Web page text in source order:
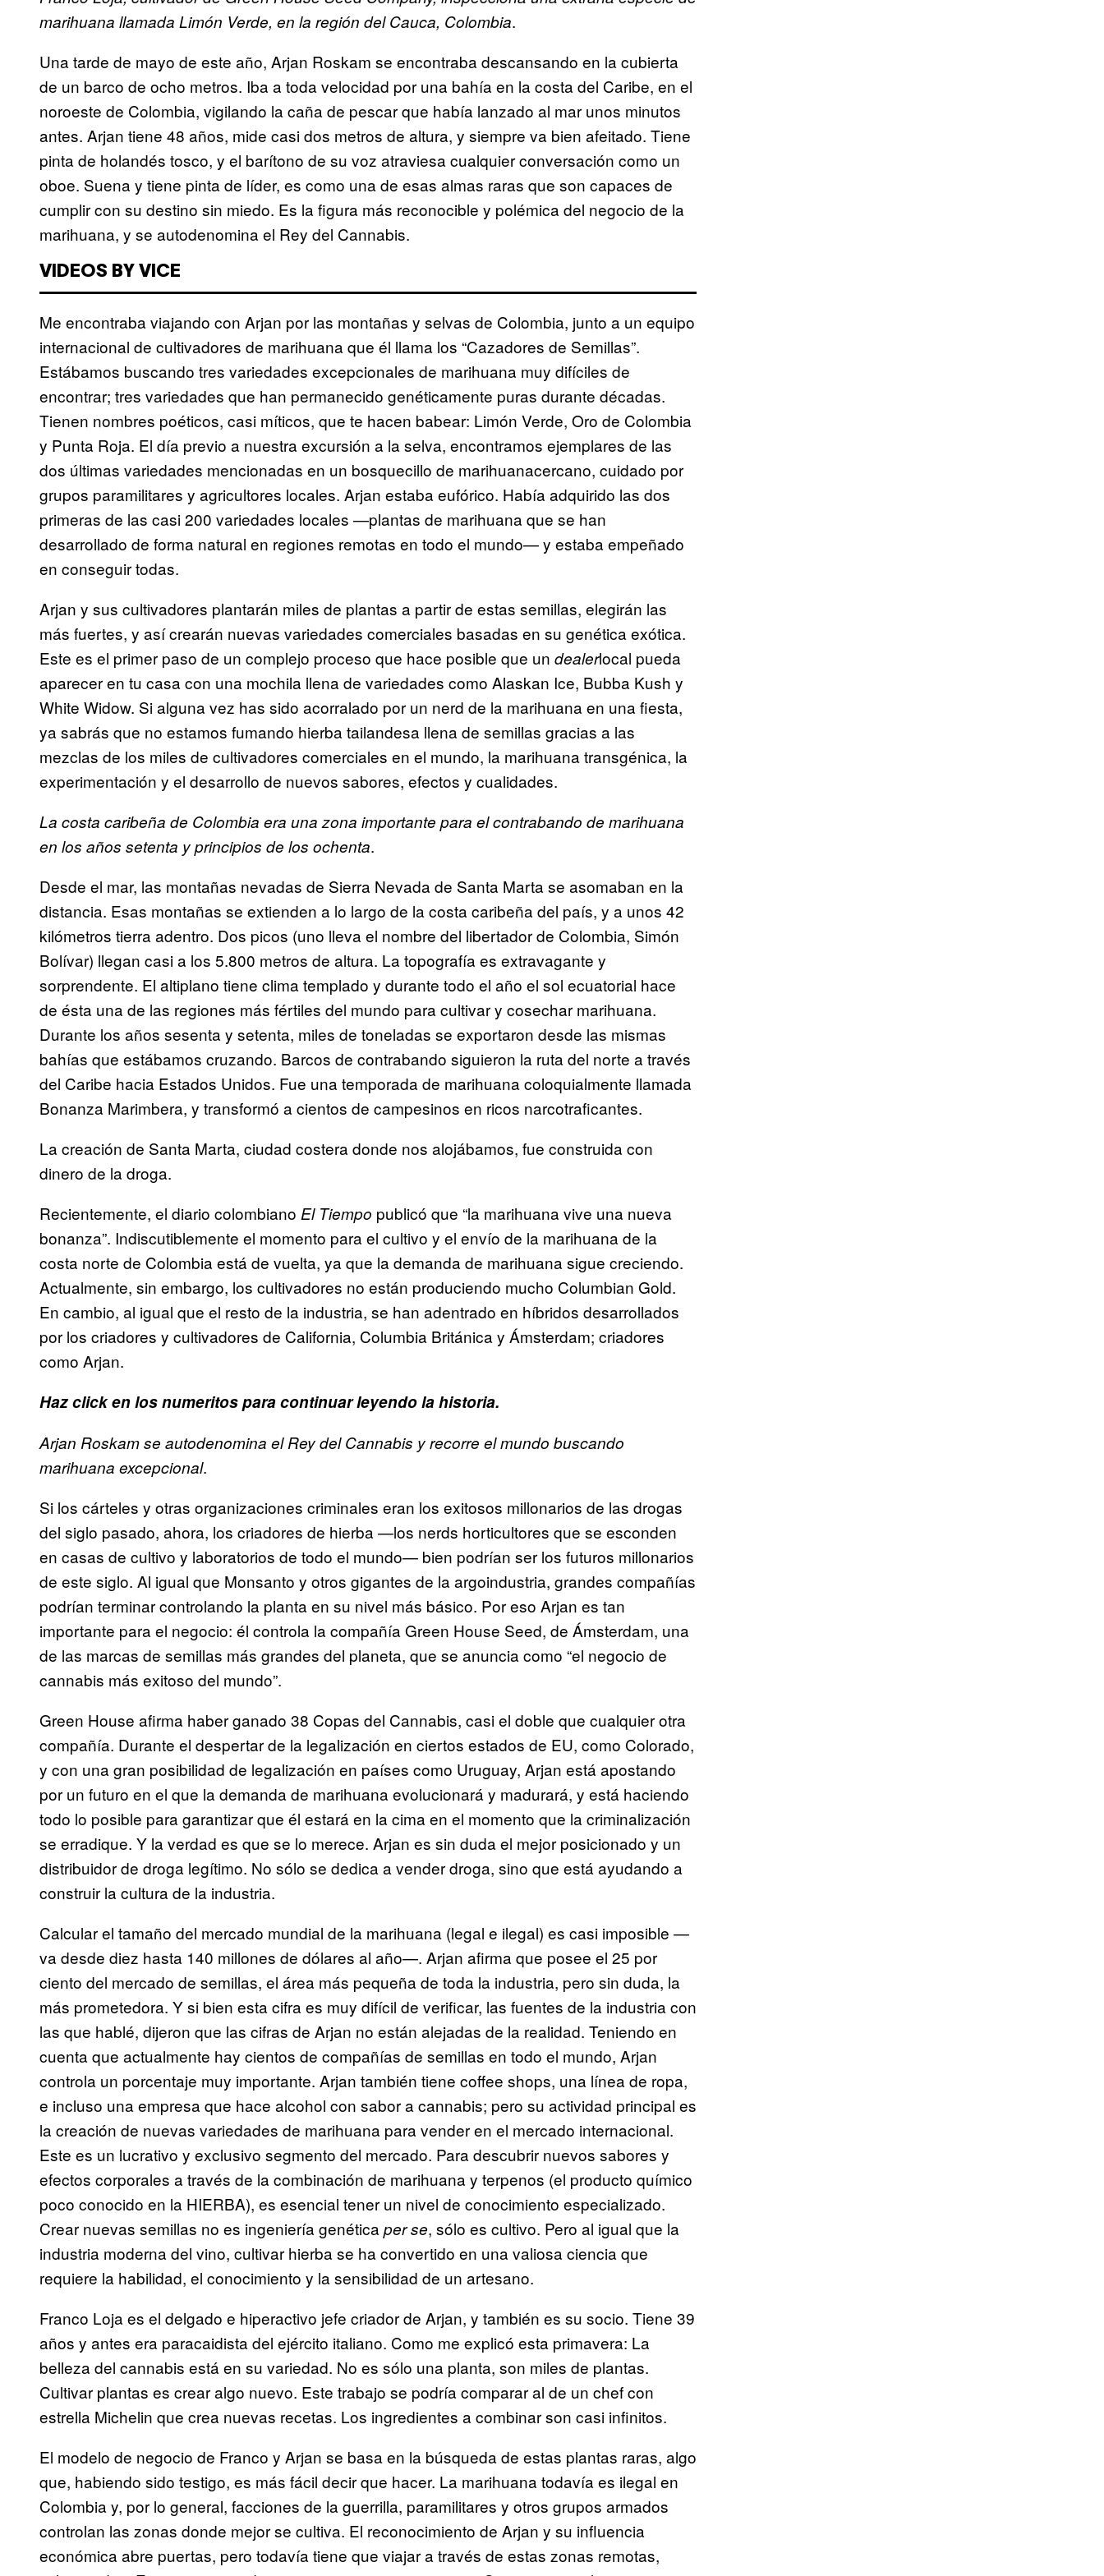
marihuana llamada Limón Verde, en la región del Cauca, Colombia.
Una tarde de mayo de este año, Arjan Roskam se encontraba descansando en la cubierta
de un barco de ocho metros. Iba a toda velocidad por una bahía en la costa del Caribe, en el
noroeste de Colombia, vigilando la caña de pescar que había lanzado al mar unos minutos
antes. Arjan tiene 48 años, mide casi dos metros de altura, y siempre va bien afeitado. Tiene
pinta de holandés tosco, y el barítono de su voz atraviesa cualquier conversación como un
oboe. Suena y tiene pinta de líder, es como una de esas almas raras que son capaces de
cumplir con su destino sin miedo. Es la figura más reconocible y polémica del negocio de la
marihuana, y se autodenomina el Rey del Cannabis.
VIDEOS BY VICE
Me encontraba viajando con Arjan por las montañas y selvas de Colombia, junto a un equipo
internacional de cultivadores de marihuana que él llama los “Cazadores de Semillas”.
Estábamos buscando tres variedades excepcionales de marihuana muy difíciles de
encontrar; tres variedades que han permanecido genéticamente puras durante décadas.
Tienen nombres poéticos, casi míticos, que te hacen babear: Limón Verde, Oro de Colombia
y Punta Roja. El día previo a nuestra excursión a la selva, encontramos ejemplares de las
dos últimas variedades mencionadas en un bosquecillo de marihuanacercano, cuidado por
grupos paramilitares y agricultores locales. Arjan estaba eufórico. Había adquirido las dos
primeras de las casi 200 variedades locales —plantas de marihuana que se han
desarrollado de forma natural en regiones remotas en todo el mundo— y estaba empeñado
en conseguir todas.
Arjan y sus cultivadores plantarán miles de plantas a partir de estas semillas, elegirán las
más fuertes, y así crearán nuevas variedades comerciales basadas en su genética exótica.
Este es el primer paso de un complejo proceso que hace posible que un dealerlocal pueda
aparecer en tu casa con una mochila llena de variedades como Alaskan Ice, Bubba Kush y
White Widow. Si alguna vez has sido acorralado por un nerd de la marihuana en una fiesta,
ya sabrás que no estamos fumando hierba tailandesa llena de semillas gracias a las
mezclas de los miles de cultivadores comerciales en el mundo, la marihuana transgénica, la
experimentación y el desarrollo de nuevos sabores, efectos y cualidades.
La costa caribeña de Colombia era una zona importante para el contrabando de marihuana
en los años setenta y principios de los ochenta.
Desde el mar, las montañas nevadas de Sierra Nevada de Santa Marta se asomaban en la
distancia. Esas montañas se extienden a lo largo de la costa caribeña del país, y a unos 42
kilómetros tierra adentro. Dos picos (uno lleva el nombre del libertador de Colombia, Simón
Bolívar) llegan casi a los 5.800 metros de altura. La topografía es extravagante y
sorprendente. El altiplano tiene clima templado y durante todo el año el sol ecuatorial hace
de ésta una de las regiones más fértiles del mundo para cultivar y cosechar marihuana.
Durante los años sesenta y setenta, miles de toneladas se exportaron desde las mismas
bahías que estábamos cruzando. Barcos de contrabando siguieron la ruta del norte a través
del Caribe hacia Estados Unidos. Fue una temporada de marihuana coloquialmente llamada
Bonanza Marimbera, y transformó a cientos de campesinos en ricos narcotraficantes.
La creación de Santa Marta, ciudad costera donde nos alojábamos, fue construida con
dinero de la droga.
Recientemente, el diario colombiano El Tiempo publicó que “la marihuana vive una nueva
bonanza”. Indiscutiblemente el momento para el cultivo y el envío de la marihuana de la
costa norte de Colombia está de vuelta, ya que la demanda de marihuana sigue creciendo.
Actualmente, sin embargo, los cultivadores no están produciendo mucho Columbian Gold.
En cambio, al igual que el resto de la industria, se han adentrado en híbridos desarrollados
por los criadores y cultivadores de California, Columbia Británica y Ámsterdam; criadores
como Arjan.
Haz click en los numeritos para continuar leyendo la historia.
Arjan Roskam se autodenomina el Rey del Cannabis y recorre el mundo buscando
marihuana excepcional.
Si los cárteles y otras organizaciones criminales eran los exitosos millonarios de las drogas
del siglo pasado, ahora, los criadores de hierba —los nerds horticultores que se esconden
en casas de cultivo y laboratorios de todo el mundo— bien podrían ser los futuros millonarios
de este siglo. Al igual que Monsanto y otros gigantes de la argoindustria, grandes compañías
podrían terminar controlando la planta en su nivel más básico. Por eso Arjan es tan
importante para el negocio: él controla la compañía Green House Seed, de Ámsterdam, una
de las marcas de semillas más grandes del planeta, que se anuncia como “el negocio de
cannabis más exitoso del mundo”.
Green House afirma haber ganado 38 Copas del Cannabis, casi el doble que cualquier otra
compañía. Durante el despertar de la legalización en ciertos estados de EU, como Colorado,
y con una gran posibilidad de legalización en países como Uruguay, Arjan está apostando
por un futuro en el que la demanda de marihuana evolucionará y madurará, y está haciendo
todo lo posible para garantizar que él estará en la cima en el momento que la criminalización
se erradique. Y la verdad es que se lo merece. Arjan es sin duda el mejor posicionado y un
distribuidor de droga legítimo. No sólo se dedica a vender droga, sino que está ayudando a
construir la cultura de la industria.
Calcular el tamaño del mercado mundial de la marihuana (legal e ilegal) es casi imposible —
va desde diez hasta 140 millones de dólares al año—. Arjan afirma que posee el 25 por
ciento del mercado de semillas, el área más pequeña de toda la industria, pero sin duda, la
más prometedora. Y si bien esta cifra es muy difícil de verificar, las fuentes de la industria con
las que hablé, dijeron que las cifras de Arjan no están alejadas de la realidad. Teniendo en
cuenta que actualmente hay cientos de compañías de semillas en todo el mundo, Arjan
controla un porcentaje muy importante. Arjan también tiene coffee shops, una línea de ropa,
e incluso una empresa que hace alcohol con sabor a cannabis; pero su actividad principal es
la creación de nuevas variedades de marihuana para vender en el mercado internacional.
Este es un lucrativo y exclusivo segmento del mercado. Para descubrir nuevos sabores y
efectos corporales a través de la combinación de marihuana y terpenos (el producto químico
poco conocido en la HIERBA), es esencial tener un nivel de conocimiento especializado.
Crear nuevas semillas no es ingeniería genética per se, sólo es cultivo. Pero al igual que la
industria moderna del vino, cultivar hierba se ha convertido en una valiosa ciencia que
requiere la habilidad, el conocimiento y la sensibilidad de un artesano.
Franco Loja es el delgado e hiperactivo jefe criador de Arjan, y también es su socio. Tiene 39
años y antes era paracaidista del ejército italiano. Como me explicó esta primavera: La
belleza del cannabis está en su variedad. No es sólo una planta, son miles de plantas.
Cultivar plantas es crear algo nuevo. Este trabajo se podría comparar al de un chef con
estrella Michelin que crea nuevas recetas. Los ingredientes a combinar son casi infinitos.
El modelo de negocio de Franco y Arjan se basa en la búsqueda de estas plantas raras, algo
que, habiendo sido testigo, es más fácil decir que hacer. La marihuana todavía es ilegal en
Colombia y, por lo general, facciones de la guerrilla, paramilitares y otros grupos armados
controlan las zonas donde mejor se cultiva. El reconocimiento de Arjan y su influencia
económica abre puertas, pero todavía tiene que viajar a través de estas zonas remotas,